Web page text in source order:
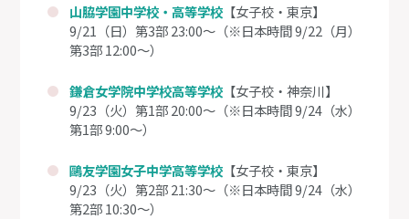
山脇学園中学校・高等学校 【女子校・東京】
9/21（日）第3部 23:00～（※日本時間 9/22（月）
第3部 12:00～）
鎌倉女学院中学校高等学校 【女子校・神奈川】
9/23（火）第1部 20:00～（※日本時間 9/24（水）
第1部 9:00～）
鷗友学園女子中学高等学校 【女子校・東京】
9/23（火）第2部 21:30～（※日本時間 9/24（水）
第2部 10:30～）